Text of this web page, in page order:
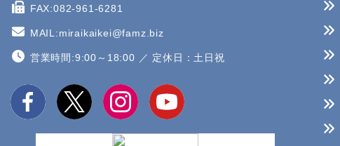
FAX:082-961-6281
MAIL:miraikaikei@famz.biz
営業時間:9:00～18:00 ／ 定休日：土日祝